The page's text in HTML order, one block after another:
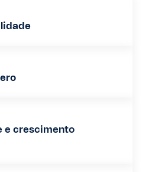
e crescimento